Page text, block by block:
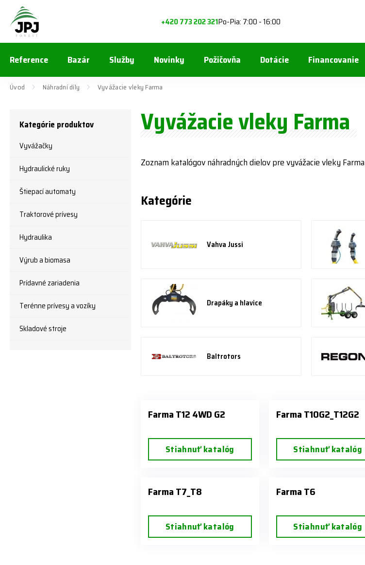
+420 773 202 321Po-Pia: 7:00 - 16:00
Reference Bazár Služby Novinky Požičovňa Dotácie Financovanie
Úvod Náhradní díly Vyvážacie vleky Farma
Kategórie produktov
Vyvážačky
Hydraulické ruky
Štiepací automaty
Traktorové prívesy
Hydraulika
Výrub a biomasa
Prídavné zariadenia
Terénne prívesy a vozíky
Skladové stroje
Vyvážacie vleky Farma
Zoznam katalógov náhradných dielov pre vyvážacie vleky Farma
Kategórie
Vahva Jussi
Drapáky a hlavice
Baltrotors
Farma T12 4WD G2
Stiahnuť katalóg
Farma T10G2_T12G2
Stiahnuť katalóg
Farma T7_T8
Stiahnuť katalóg
Farma T6
Stiahnuť katalóg